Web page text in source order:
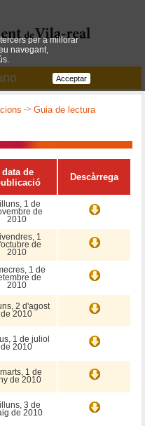
->Guia de lectura
data de
Descàrrega
1 de
de
2010
1
de
2010
1 de
de
2010
2 d'agost
de 2010
1 de juliol
de 2010
1 de
de 2010
3 de
de 2010
per a millorar
navegant,
Acceptar